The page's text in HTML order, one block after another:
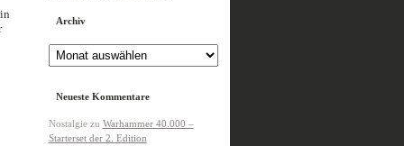
Archiv
Neueste Kommentare
Nostalgiezu Warhammer 40.000 –
Starterset der 2. Edition